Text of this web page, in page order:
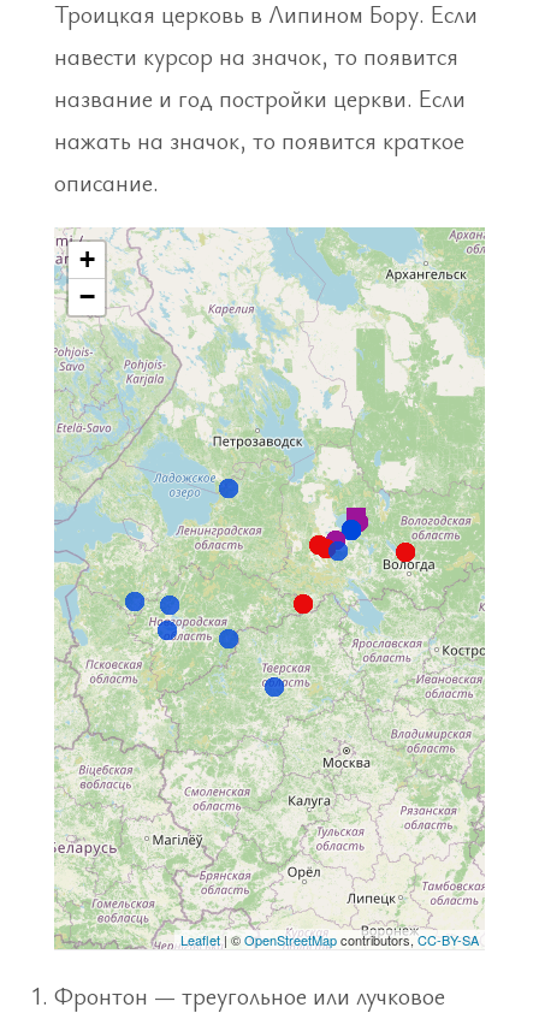
Троицкая церковь в Липином Бору. Если
навести курсор на значок, то появится
название и год постройки церкви. Если
нажать на значок, то появится краткое
описание.
Фронтон — треугольное или лучковое